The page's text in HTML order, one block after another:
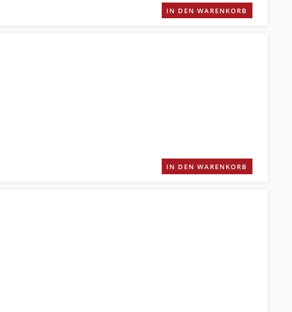
IN DEN WARENKORB
IN DEN WARENKORB